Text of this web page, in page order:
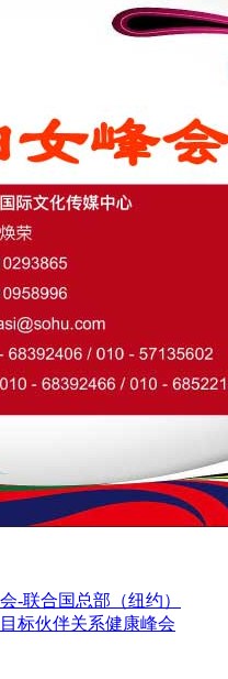
-联合国总部（纽约）
标伙伴关系健康峰会